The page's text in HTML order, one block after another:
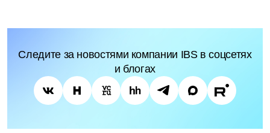
Следите за новостями компании IBS в соцсетях
и блогах